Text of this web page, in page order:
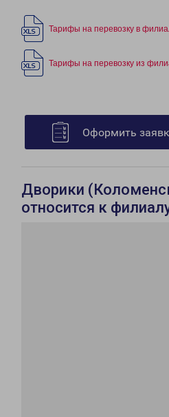
Тарифы на перевозку в
Тарифы на перевозку из
Оформить
Дворики
относится к